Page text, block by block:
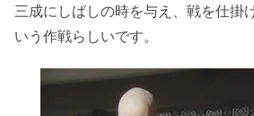
三成にしばしの時を与え、戦を仕掛
いう作戦らしいです。